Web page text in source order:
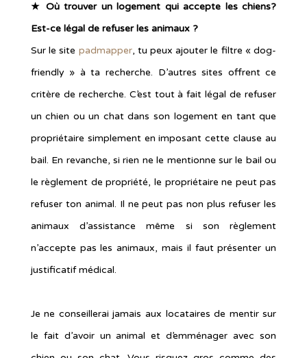
★ Où trouver un logement qui accepte les chiens?
Est-ce légal de refuser les animaux ?
Sur le site padmapper, tu peux ajouter le filtre « dog-
friendly » à ta recherche. D’autres sites offrent ce
critère de recherche. C’est tout à fait légal de refuser
un chien ou un chat dans son logement en tant que
propriétaire simplement en imposant cette clause au
bail. En revanche, si rien ne le mentionne sur le bail ou
le règlement de propriété, le propriétaire ne peut pas
refuser ton animal. Il ne peut pas non plus refuser les
animaux d’assistance même si son règlement
n’accepte pas les animaux, mais il faut présenter un
justificatif médical.
Je ne conseillerai jamais aux locataires de mentir sur
le fait d’avoir un animal et d’emménager avec son